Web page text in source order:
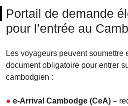
Portail de demande
pour l’entrée au
Les voyageurs peuvent
document obligatoire pour entrer
cambodgien :
● e-Arrival Cambodge (CeA) –